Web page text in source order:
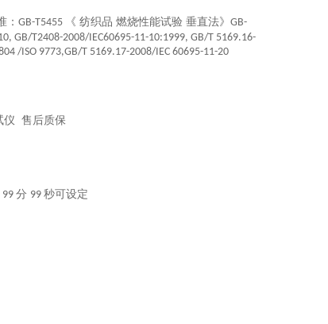
： GB-T5455 《 纺织品 燃烧性能试验 垂直法》 GB-
GB/T2408-2008/IEC60695-11-10:1999, GB/T 5169.16-
/ISO 9773,GB/T 5169.17-2008/IEC 60695-11-20
仪 售后质保
99 分 99 秒可设定